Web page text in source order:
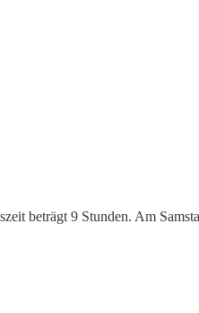
beträgt 9 Stunden. Am